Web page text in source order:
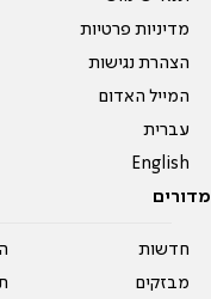
מדיניות פרטיות
הצהרת נגישות
המייל האדום
עברית
English
מדורים
חדשות
מבזקים